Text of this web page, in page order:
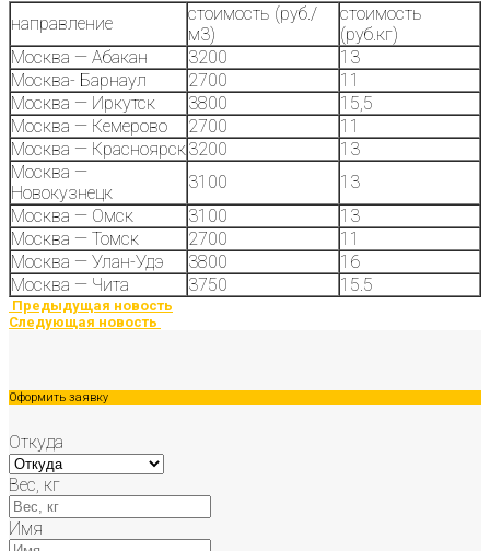
направление
стоимость (руб./
м3)
стоимость
(руб.кг)
Москва — Абакан
3200
13
Москва- Барнаул
2700
11
Москва — Иркутск
3800
15,5
Москва — Кемерово
2700
11
Москва — Красноярск3200
13
Москва —
Новокузнецк
3100
13
Москва — Омск
3100
13
Москва — Томск
2700
11
Москва — Улан-Удэ
3800
16
Москва — Чита
3750 15.5
Предыдущая новость
Следующая новость
Оформить заявку
Откуда
Вес, кг
Имя